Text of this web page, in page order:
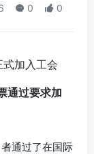
0 0
通过要求加
者通过了在国际